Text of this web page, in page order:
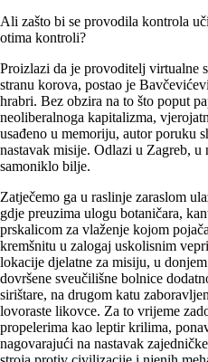
Ali zašto bi se provodila kontrola
otima kontroli?
Proizlazi da je provoditelj virtualne
stranu korova, postao je
hrabri. Bez obzira na to što poput
neoliberalnoga kapitalizma,
usađeno u memoriju, autor poruku
nastavak misije. Odlazi u Zagreb,
samoniklo bilje.
Zatječemo ga u raslinje zaraslom
gdje preuzima ulogu botaničara,
prskalicom za vlaženje kojom
kremšnitu u zalogaj uskolisnim
lokacije djelatne za misiju, u
dovršene sveučilišne bolnice
sirištare, na drugom katu
lovoraste likovce. Za to vrijeme
propelerima kao leptir krilima,
nagovarajući na nastavak